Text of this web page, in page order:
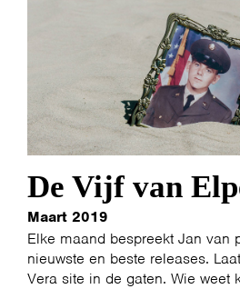
De Vijf van
Maart 2019
Elke maand bespreekt Jan van
nieuwste en beste releases.
Vera site in de gaten. Wie weet